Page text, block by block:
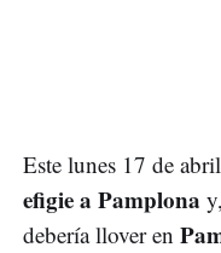
Este lunes 17 de
efigie a Pamplona
debería llover en